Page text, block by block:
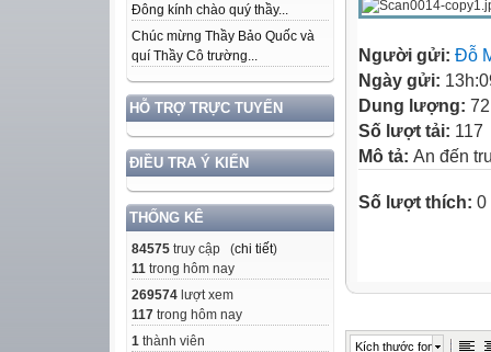
Đông kính chào quý thầy...
Chúc mừng Thầy Bảo Quốc và
quí Thầy Cô trường...
HỖ TRỢ TRỰC TUYẾN
ĐIỀU TRA Ý KIẾN
THỐNG KÊ
84575 truy cập (chi tiết)
11 trong hôm nay
269574 lượt xem
117 trong hôm nay
1 thành viên
Người gửi: Đỗ
Ngày gửi:
Dung lượng:
Số lượt tải: 117
Mô tả: An đến
Số lượt thích: 0
Kích thước font